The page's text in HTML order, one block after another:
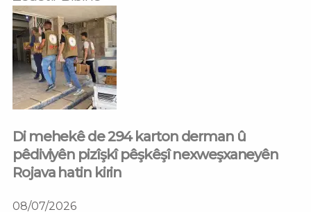
Di mehekê de 294 karton derman û
pêdiviyên pizîşkî pêşkêşî nexweşxaneyên
Rojava hatin kirin
08/07/2026